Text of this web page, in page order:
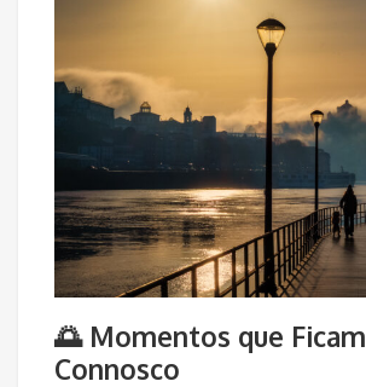
🌅 Momentos que Ficam
Connosco